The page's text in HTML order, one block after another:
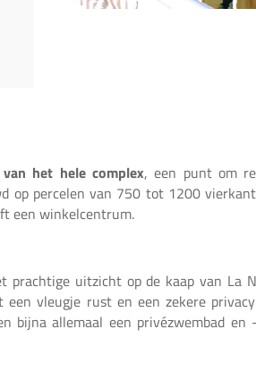
het hele complex, een punt om
op percelen van 750 tot 1200
een winkelcentrum.
prachtige uitzicht op de kaap van La
vleugje rust en een zekere
bijna allemaal een privézwembad